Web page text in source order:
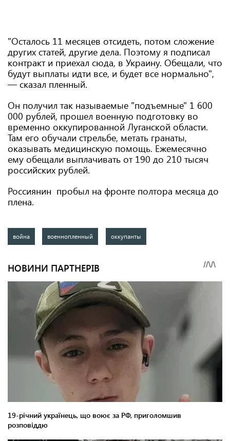
"Осталось 11 месяцев отсидеть, потом сложение
других статей, другие дела. Поэтому я подписал
контракт и приехал сюда, в Украину. Обещали, что
будут выплаты идти все, и будет все нормально",
— сказал пленный.
Он получил так называемые "подъемные" 1 600
000 рублей, прошел военную подготовку во
временно оккупированной Луганской области.
Там его обучали стрельбе, метать гранаты,
оказывать медицинскую помощь. Ежемесячно
ему обещали выплачивать от 190 до 210 тысяч
российских рублей.
Россиянин пробыл на фронте полтора месяца до
плена.
война военнопленный оккупанты